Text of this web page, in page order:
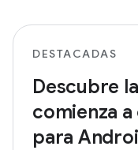
DESTACADAS
Descubre
comienza
para